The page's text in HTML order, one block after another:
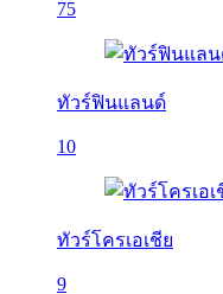
75
ทัวร์ฟินแลนด์
10
ทัวร์โครเอเชีย
9